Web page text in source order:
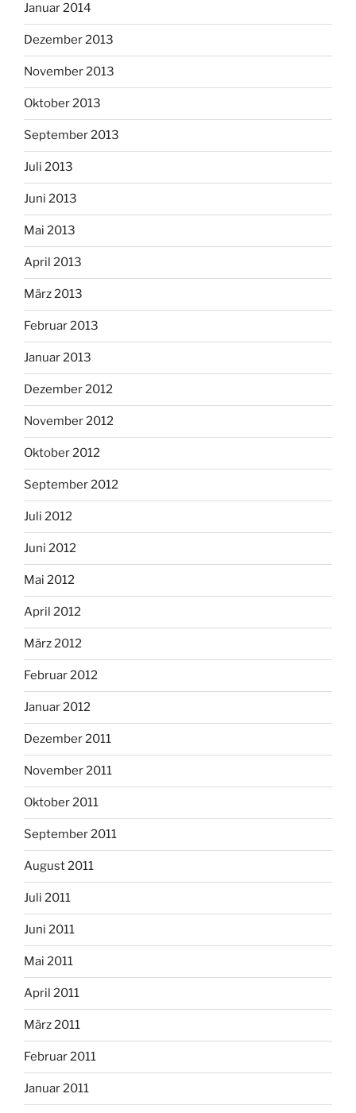
Januar 2014
Dezember 2013
November 2013
Oktober 2013
September 2013
Juli 2013
Juni 2013
Mai 2013
April 2013
März 2013
Februar 2013
Januar 2013
Dezember 2012
November 2012
Oktober 2012
September 2012
Juli 2012
Juni 2012
Mai 2012
April 2012
März 2012
Februar 2012
Januar 2012
Dezember 2011
November 2011
Oktober 2011
September 2011
August 2011
Juli 2011
Juni 2011
Mai 2011
April 2011
März 2011
Februar 2011
Januar 2011